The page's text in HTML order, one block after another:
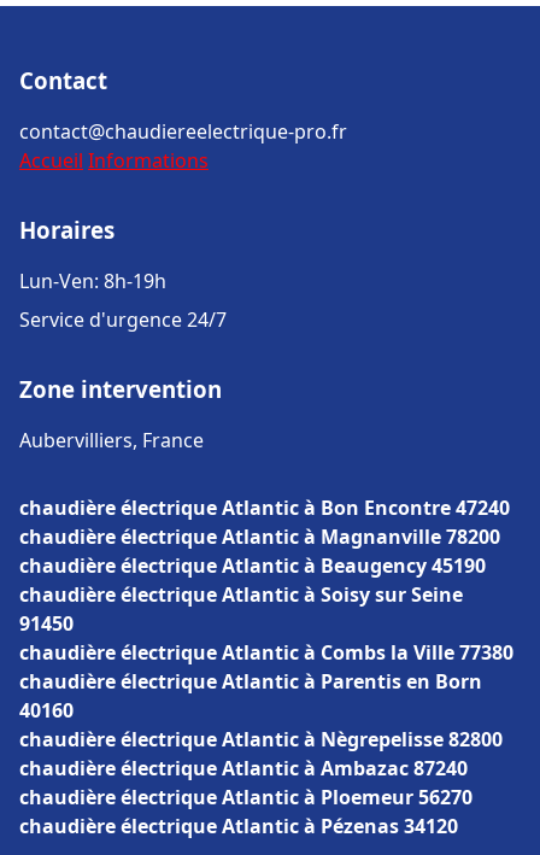
Contact
contact@chaudiereelectrique-pro.fr
Accueil Informations
Horaires
Lun-Ven: 8h-19h
Service d'urgence 24/7
Zone intervention
Aubervilliers, France
chaudière électrique Atlantic à Bon Encontre 47240
chaudière électrique Atlantic à Magnanville 78200
chaudière électrique Atlantic à Beaugency 45190
chaudière électrique Atlantic à Soisy sur Seine
91450
chaudière électrique Atlantic à Combs la Ville 77380
chaudière électrique Atlantic à Parentis en Born
40160
chaudière électrique Atlantic à Nègrepelisse 82800
chaudière électrique Atlantic à Ambazac 87240
chaudière électrique Atlantic à Ploemeur 56270
chaudière électrique Atlantic à Pézenas 34120